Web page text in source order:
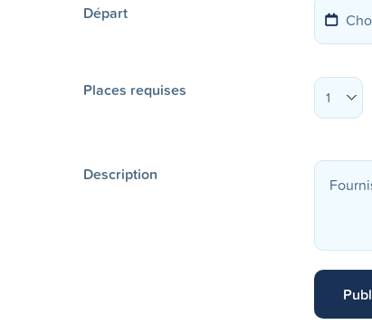
Départ
Places requises 1
Description